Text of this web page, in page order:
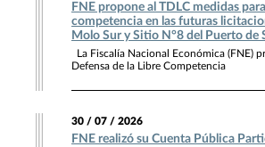
FNE propone al TDLC medidas
competencia en las futuras
Molo Sur y Sitio N°8 del Puerto de
La Fiscalía Nacional Económica (FNE)
Defensa de la Libre Competencia
30 / 07 / 2026
FNE realizó su Cuenta Pública